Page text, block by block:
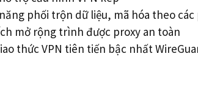
phối trộn dữ liệu, mã hóa theo
mở rộng trình được proxy an toàn
thức VPN tiên tiến bậc nhất